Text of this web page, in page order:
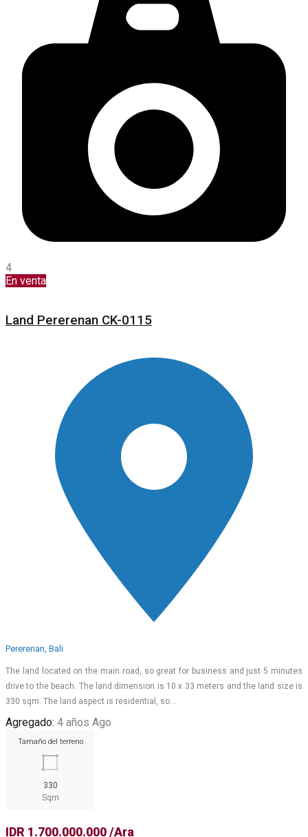
4
En venta
Land Pererenan CK-0115
Pererenan, Bali
The land located on the main road, so great for business and just 5 minutes
drive to the beach. The land dimension is 10 x 33 meters and the land size is
330 sqm. The land aspect is residential, so…
Agregado: 4 años Ago
Tamaño del terreno
330
Sqm
IDR 1.700.000.000 /Ara